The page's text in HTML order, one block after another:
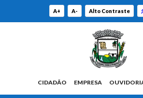
A+ A- Alto Contraste
CIDADÃO EMPRESA